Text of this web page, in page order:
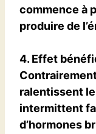
commence à
produire de
4. Effet
ralentissent
intermittent
d’hormones